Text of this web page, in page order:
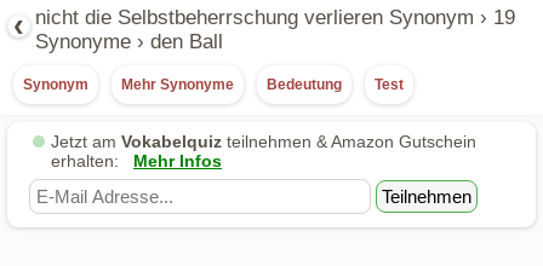
‹ nicht die Selbstbeherrschung verlieren Synonym › 19
Synonyme › den Ball
Synonym Mehr Synonyme Bedeutung Test
Jetzt am Vokabelquiz
Mehr Infos